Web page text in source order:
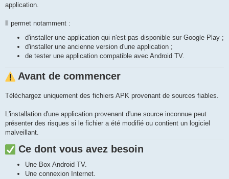
application.
Il permet notamment :
d'installer une application qui n'est pas disponible sur Google Play ;
d'installer une ancienne version d'une application ;
de tester une application compatible avec Android TV.
Avant de commencer
Téléchargez uniquement des fichiers APK provenant de sources fiables.
L'installation d'une application provenant d'une source inconnue peut
présenter des risques si le fichier a été modifié ou contient un logiciel
malveillant.
Ce dont vous avez besoin
Une Box Android TV.
Une connexion Internet.